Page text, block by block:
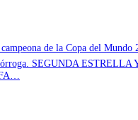
de la Copa del Mundo
SEGUNDA ESTRELLA